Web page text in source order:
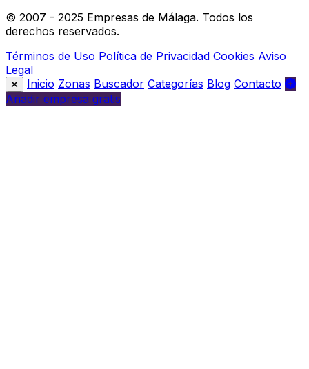
© 2007 - 2025 Empresas de Málaga. Todos los
derechos reservados.
Términos de Uso Política de Privacidad Cookies Aviso
Legal
Inicio Zonas Buscador Categorías Blog Contacto
Añadir empresa gratis